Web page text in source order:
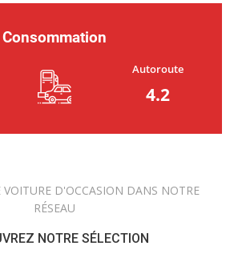
Consommation
Autoroute
4.2
VOITURE D'OCCASION DANS NOTRE
RÉSEAU
NOTRE SÉLECTION